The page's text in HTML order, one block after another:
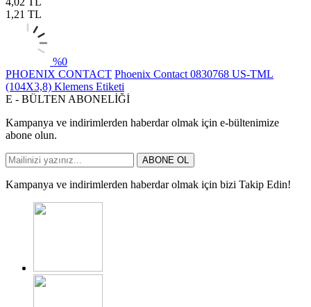
1,21 TL
%0
PHOENIX CONTACT Phoenix Contact 0830768 US-TML
(104X3,8) Klemens Etiketi
E - BÜLTEN ABONELİĞİ
Kampanya ve indirimlerden haberdar olmak için e-bültenimize
abone olun.
ABONE OL
Kampanya ve indirimlerden haberdar olmak için bizi Takip Edin!